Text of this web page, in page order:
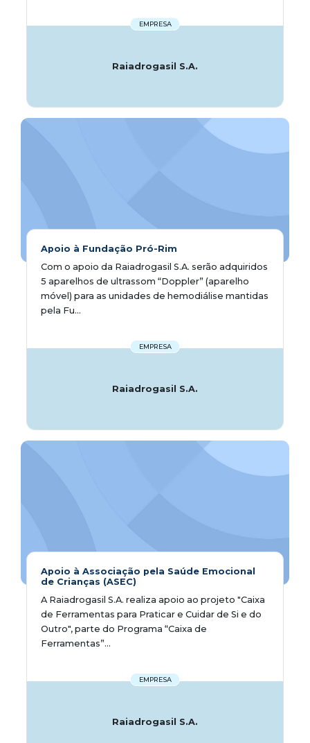
EMPRESA
Raiadrogasil S.A.
Apoio à Fundação Pró-Rim
Com o apoio da Raiadrogasil S.A. serão adquiridos
5 aparelhos de ultrassom “Doppler” (aparelho
móvel) para as unidades de hemodiálise mantidas
pela Fu...
EMPRESA
Raiadrogasil S.A.
Apoio à Associação pela Saúde Emocional
de Crianças (ASEC)
A Raiadrogasil S.A. realiza apoio ao projeto "Caixa
de Ferramentas para Praticar e Cuidar de Si e do
Outro", parte do Programa “Caixa de
Ferramentas”...
EMPRESA
Raiadrogasil S.A.